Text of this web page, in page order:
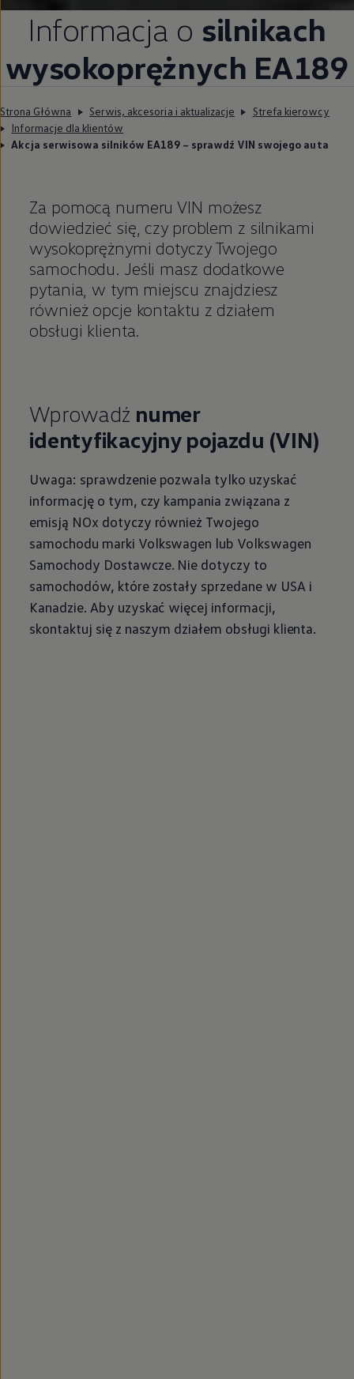
Informacja o silnikach
wysokoprężnych EA189
Strona Główna Serwis, akcesoria i aktualizacje
Strefa kierowcy
Informacje dla klientów
Akcja serwisowa silników EA189 – sprawdź VIN swojego auta
Za pomocą numeru VIN możesz
dowiedzieć się, czy problem z silnikami
wysokoprężnymi dotyczy Twojego
samochodu. Jeśli masz dodatkowe
pytania, w tym miejscu znajdziesz
również opcje kontaktu z działem
obsługi klienta.
Wprowadź numer
identyfikacyjny pojazdu (VIN)
Uwaga: sprawdzenie pozwala tylko uzyskać
informację o tym, czy kampania związana z
emisją NOx dotyczy również Twojego
samochodu marki Volkswagen lub Volkswagen
Samochody Dostawcze. Nie dotyczy to
samochodów, które zostały sprzedane w USA i
Kanadzie. Aby uzyskać więcej informacji,
skontaktuj się z naszym działem obsługi klienta.